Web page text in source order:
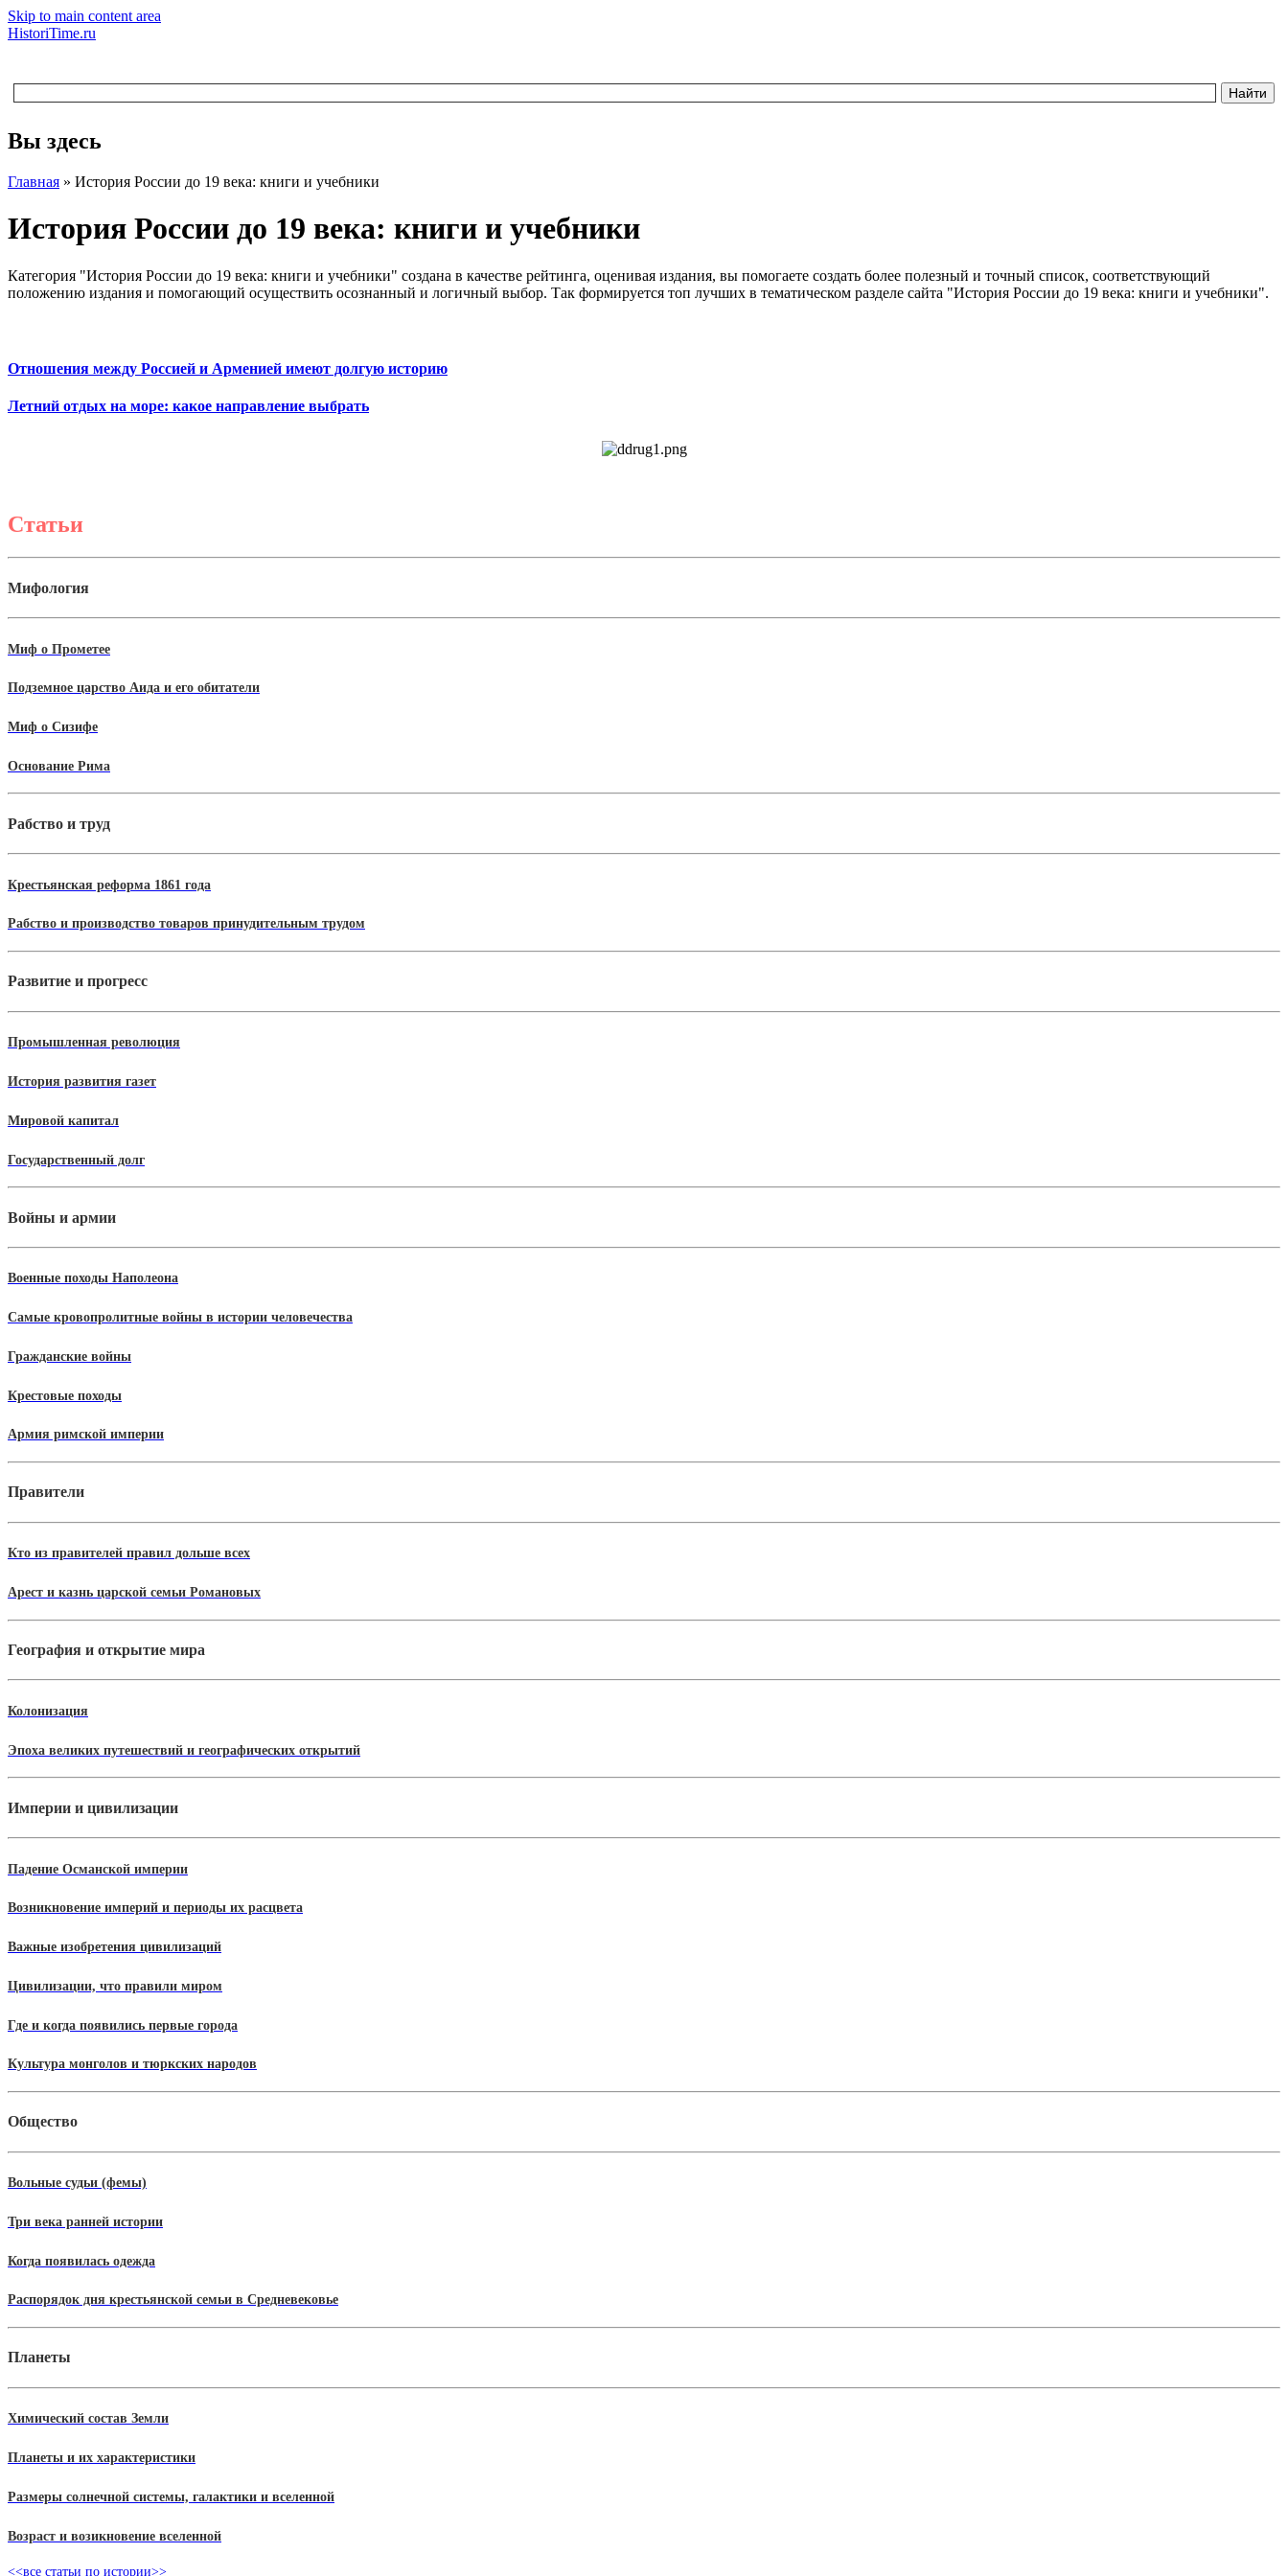
Skip to main content area
HistoriTime.ru
Вы здесь
Главная » История России до 19 века: книги и учебники
История России до 19 века: книги и учебники
Категория "История России до 19 века: книги и учебники" создана в качестве рейтинга, оценивая издания, вы помогаете создать более полезный и точный список, соответствующий
положению издания и помогающий осуществить осознанный и логичный выбор. Так формируется топ лучших в тематическом разделе сайта "История России до 19 века: книги и учебники".
Отношения между Россией и Арменией имеют долгую историю
Летний отдых на море: какое направление выбрать
Статьи
Мифология
Миф о Прометее
Подземное царство Аида и его обитатели
Миф о Сизифе
Основание Рима
Рабство и труд
Крестьянская реформа 1861 года
Рабство и производство товаров принудительным трудом
Развитие и прогресс
Промышленная революция
История развития газет
Мировой капитал
Государственный долг
Войны и армии
Военные походы Наполеона
Самые кровопролитные войны в истории человечества
Гражданские войны
Крестовые походы
Армия римской империи
Правители
Кто из правителей правил дольше всех
Арест и казнь царской семьи Романовых
География и открытие мира
Колонизация
Эпоха великих путешествий и географических открытий
Империи и цивилизации
Падение Османской империи
Возникновение империй и периоды их расцвета
Важные изобретения цивилизаций
Цивилизации, что правили миром
Где и когда появились первые города
Культура монголов и тюркских народов
Общество
Вольные судьи (фемы)
Три века ранней истории
Когда появилась одежда
Распорядок дня крестьянской семьи в Средневековье
Планеты
Химический состав Земли
Планеты и их характеристики
Размеры солнечной системы, галактики и вселенной
Возраст и возикновение вселенной
<<все статьи по истории>>